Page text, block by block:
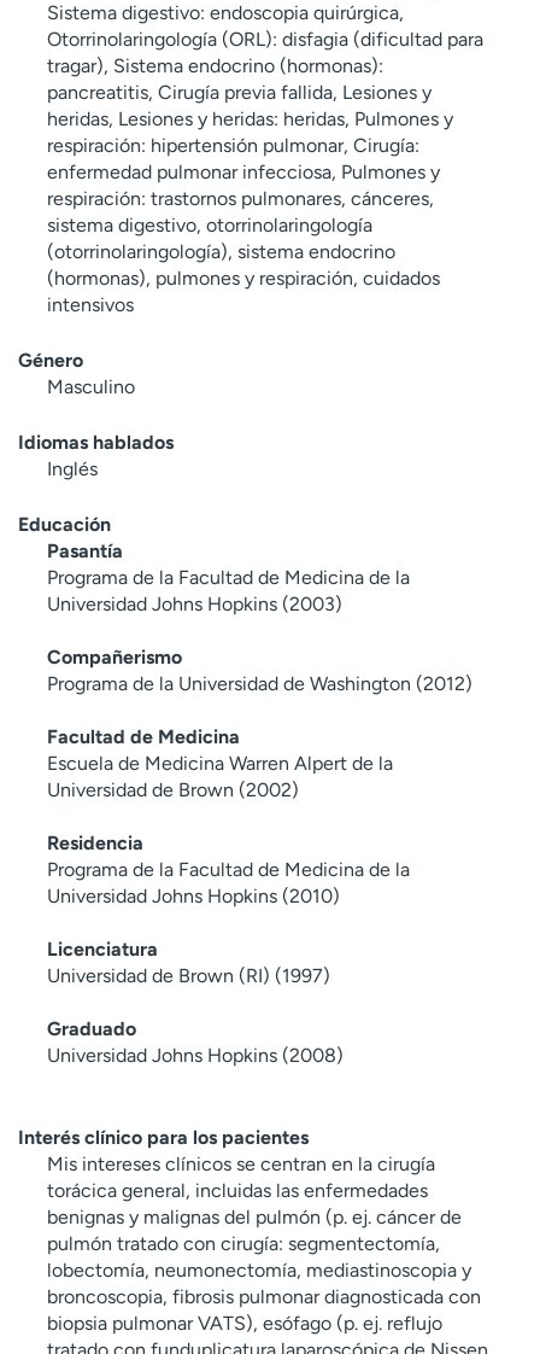
Sistema digestivo: endoscopia quirúrgica,
Otorrinolaringología (ORL): disfagia (dificultad para
tragar), Sistema endocrino (hormonas):
pancreatitis, Cirugía previa fallida, Lesiones y
heridas, Lesiones y heridas: heridas, Pulmones y
respiración: hipertensión pulmonar, Cirugía:
enfermedad pulmonar infecciosa, Pulmones y
respiración: trastornos pulmonares, cánceres,
sistema digestivo, otorrinolaringología
(otorrinolaringología), sistema endocrino
(hormonas), pulmones y respiración, cuidados
intensivos
Género
Masculino
Idiomas hablados
Inglés
Educación
Pasantía
Programa de la Facultad de Medicina de la
Universidad Johns Hopkins (2003)
Compañerismo
Programa de la Universidad de Washington (2012)
Facultad de Medicina
Escuela de Medicina Warren Alpert de la
Universidad de Brown (2002)
Residencia
Programa de la Facultad de Medicina de la
Universidad Johns Hopkins (2010)
Licenciatura
Universidad de Brown (RI) (1997)
Graduado
Universidad Johns Hopkins (2008)
Interés clínico para los pacientes
Mis intereses clínicos se centran en la cirugía
torácica general, incluidas las enfermedades
benignas y malignas del pulmón (p. ej. cáncer de
pulmón tratado con cirugía: segmentectomía,
lobectomía, neumonectomía, mediastinoscopia y
broncoscopia, fibrosis pulmonar diagnosticada con
biopsia pulmonar VATS), esófago (p. ej. reflujo
tratado con funduplicatura laparoscópica de Nissen,